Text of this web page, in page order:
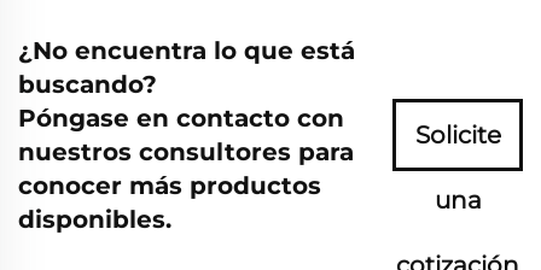
¿No encuentra lo que está
buscando?
Póngase en contacto con
nuestros consultores para
conocer más productos
disponibles.
Solicite
una